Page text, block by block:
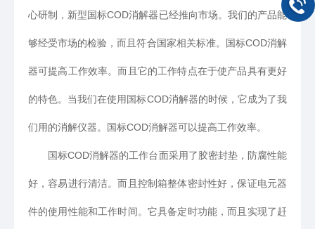
心研制，新型国标COD消解器已经推向市场。我们的产品能
够经受市场的检验，而且符合国家相关标准。国标COD消解
器可提高工作效率。而且它的工作特点在于使产品具有更好
的特色。当我们在使用国标COD消解器的时候，它成为了我
们用的消解仪器。国标COD消解器可以提高工作效率。
国标COD消解器的工作台面采用了胶密封垫，防腐性能
好，容易进行清洁。而且控制箱整体密封性好，保证电元器
件的使用性能和工作时间。它具备定时功能，而且实现了赶